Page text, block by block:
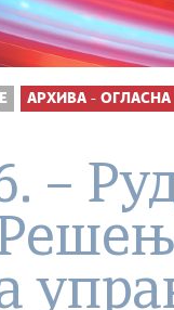
АРХИВА - ОГЛАСНА
–